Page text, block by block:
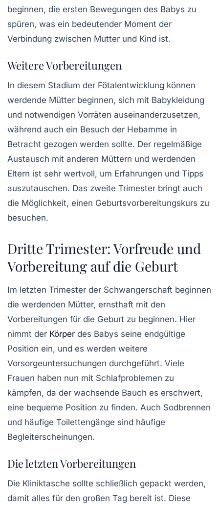
beginnen, die ersten Bewegungen des Babys zu
spüren, was ein bedeutender Moment der
Verbindung zwischen Mutter und Kind ist.
Weitere Vorbereitungen
In diesem Stadium der Fötalentwicklung können
werdende Mütter beginnen, sich mit Babykleidung
und notwendigen Vorräten auseinanderzusetzen,
während auch ein Besuch der Hebamme in
Betracht gezogen werden sollte. Der regelmäßige
Austausch mit anderen Müttern und werdenden
Eltern ist sehr wertvoll, um Erfahrungen und Tipps
auszutauschen. Das zweite Trimester bringt auch
die Möglichkeit, einen Geburtsvorbereitungskurs zu
besuchen.
Dritte Trimester: Vorfreude und
Vorbereitung auf die Geburt
Im letzten Trimester der Schwangerschaft beginnen
die werdenden Mütter, ernsthaft mit den
Vorbereitungen für die Geburt zu beginnen. Hier
nimmt der Körper des Babys seine endgültige
Position ein, und es werden weitere
Vorsorgeuntersuchungen durchgeführt. Viele
Frauen haben nun mit Schlafproblemen zu
kämpfen, da der wachsende Bauch es erschwert,
eine bequeme Position zu finden. Auch Sodbrennen
und häufige Toilettengänge sind häufige
Begleiterscheinungen.
Die letzten Vorbereitungen
Die Kliniktasche sollte schließlich gepackt werden,
damit alles für den großen Tag bereit ist. Diese